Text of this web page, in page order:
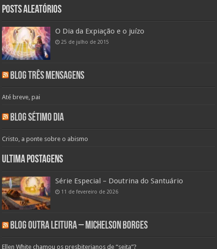
Posts aleatórios
O Dia da Expiação e o juízo
25 de julho de 2015
Blog Três Mensagens
Até breve, pai
Blog Sétimo Dia
Cristo, a ponte sobre o abismo
Ultima Postagens
Série Especial – Doutrina do Santuário
11 de fevereiro de 2026
Blog Outra Leitura – Michelson Borges
Ellen White chamou os presbiterianos de “seita”?